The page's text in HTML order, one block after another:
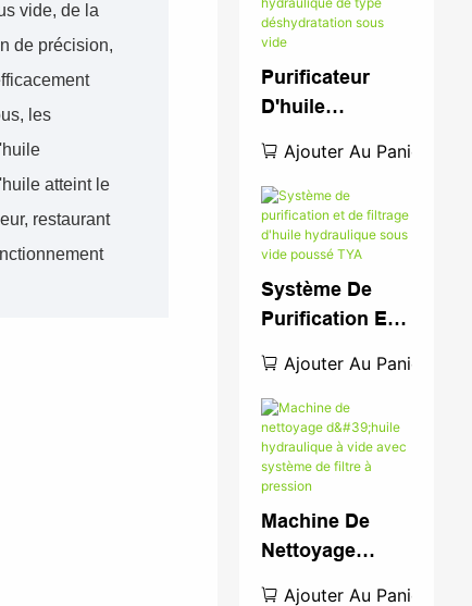
Purificateur
D'huile
Type
Déshydratation
Sous Vide
Ajouter Au Panier
Système De
Purification Et
D'huile
Hydraulique
Sous Vide
Poussé TYA
Ajouter Au Panier
Machine De
Nettoyage
Ajouter Au Panier
vide, de la
de précision,
les
atteint le
restaurant